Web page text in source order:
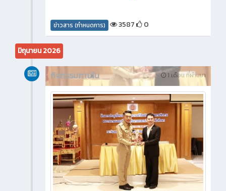
ข่าวสาร (กำหนดการ) 3587 0
มิถุนายน 2026
1 เดือน ที่ผ่านมา
กิจกรรมภายใน